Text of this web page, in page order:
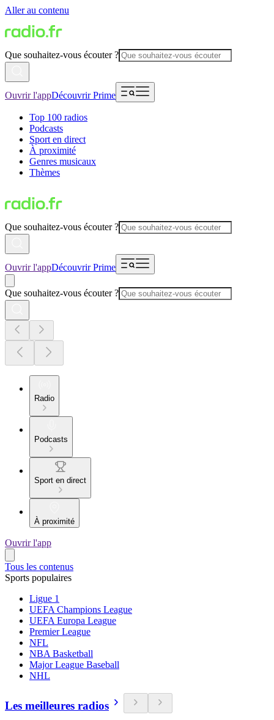
Aller au contenu
Que souhaitez-vous écouter ?
Ouvrir l'appDécouvrir Prime
Top 100 radios
Podcasts
Sport en direct
À proximité
Genres musicaux
Thèmes
Que souhaitez-vous écouter ?
Ouvrir l'appDécouvrir Prime
Que souhaitez-vous écouter ?
Radio
Podcasts
Sport en direct
À proximité
Ouvrir l'app
Tous les contenus
Sports populaires
Ligue 1
UEFA Champions League
UEFA Europa League
Premier League
NFL
NBA Basketball
Major League Baseball
NHL
Les meilleures radios